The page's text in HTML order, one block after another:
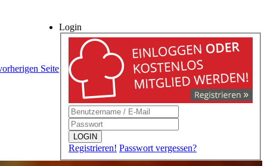
Login
LOGIN
Registrieren! Passwort vergessen?
Seite